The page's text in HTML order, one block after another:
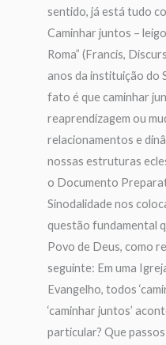
sentido, já está tudo
Caminhar juntos –
Roma” (Francis,
anos da instituição do
fato é que caminhar
reaprendizagem ou
relacionamentos e
nossas estruturas
o Documento
Sinodalidade nos
questão fundamental
Povo de Deus, como
seguinte: Em uma
Evangelho, todos
‘caminhar juntos’
particular? Que